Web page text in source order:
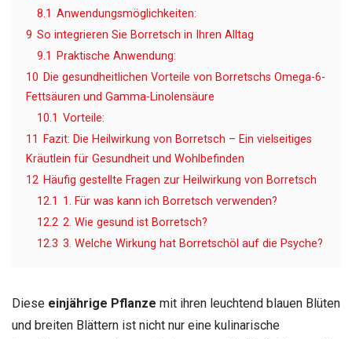
8.1 Anwendungsmöglichkeiten:
9 So integrieren Sie Borretsch in Ihren Alltag
9.1
Praktische Anwendung:
10 Die gesundheitlichen Vorteile von Borretschs Omega-6-
Fettsäuren und Gamma-Linolensäure
10.1 Vorteile:
11
Fazit: Die Heilwirkung von Borretsch – Ein vielseitiges
Kräutlein für Gesundheit und Wohlbefinden
12 Häufig gestellte Fragen zur Heilwirkung von Borretsch
12.1 1. Für was kann ich Borretsch verwenden?
12.2 2. Wie gesund ist Borretsch?
12.3 3. Welche Wirkung hat Borretschöl auf die Psyche?
Diese einjährige Pflanze mit ihren leuchtend blauen Blüten
und breiten Blättern ist nicht nur eine kulinarische